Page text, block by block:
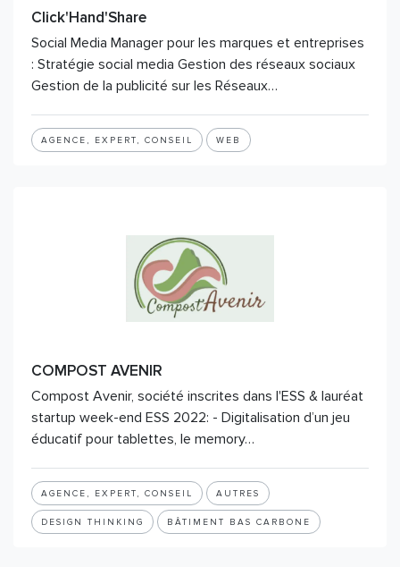
Click'Hand'Share
Social Media Manager pour les marques et entreprises
: Stratégie social media Gestion des réseaux sociaux
Gestion de la publicité sur les Réseaux…
AGENCE, EXPERT, CONSEIL WEB
COMPOST AVENIR
Compost Avenir, société inscrites dans l'ESS & lauréat
startup week-end ESS 2022: - Digitalisation d’un jeu
éducatif pour tablettes, le memory…
AGENCE, EXPERT, CONSEIL AUTRES
DESIGN THINKING BÂTIMENT BAS CARBONE